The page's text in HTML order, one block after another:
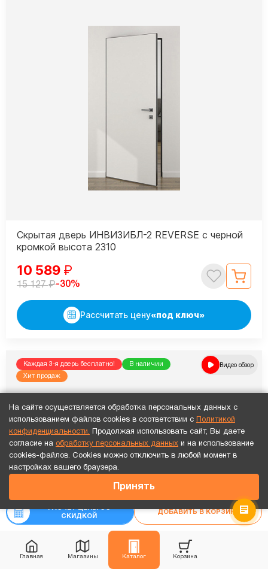
Главная Магазины Каталог Корзина
Точный расчет за 10 минут по СМС или телефону!
РАСЧЕТ ЦЕНЫ СО
СКИДКОЙ
ДОБАВИТЬ В КОРЗИНУ
Скрытая дверь ИНВИЗИБЛ-2 REVERSE с черной
кромкой высота 2310
10 589 ₽
15 127₽-30%
Рассчитать цену«под ключ»
Каждая 3-я дверь бесплатно!
В наличии
Хит продаж
Видео обзор
На сайте осуществляется обработка персональных данных с
использованием файлов cookies в соответствии с
Политикой
конфиденциальности. Продолжая использовать сайт, Вы даете
согласие на обработку персональных данных и на использование
cookies-файлов. Cookies можно отключить в любой момент в
настройках вашего браузера.
Принять